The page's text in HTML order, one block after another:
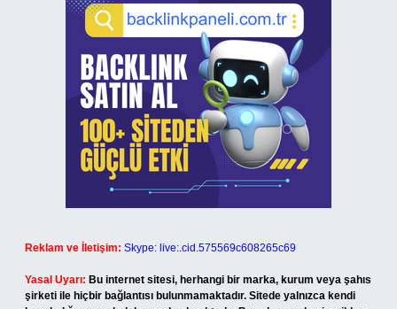
Reklam ve İletişim: Skype: live:.cid.575569c608265c69
Yasal Uyarı: Bu internet sitesi, herhangi bir marka, kurum veya şahıs
şirketi ile hiçbir bağlantısı bulunmamaktadır. Sitede yalnızca kendi